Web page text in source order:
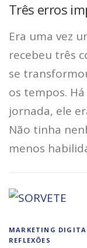
Três erros
Era uma vez
recebeu três
se
os tempos.
jornada, ele
Não tinha
menos
MARKETING
REFLEXÕES